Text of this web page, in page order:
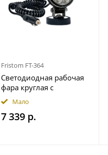
Fristom FT-364
Светодиодная рабочая
фара круглая с
широким световым
потоком мощность
2500 лм на магнитном
Мало
7 339 р.